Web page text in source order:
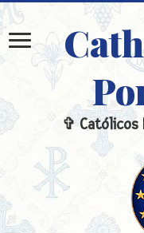
✞ Católicos